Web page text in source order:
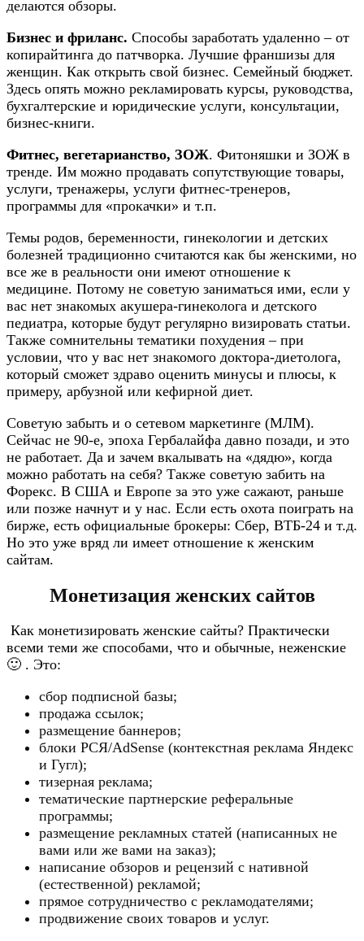
делаются обзоры.
Бизнес и фриланс. Способы заработать удаленно – от
копирайтинга до патчворка. Лучшие франшизы для
женщин. Как открыть свой бизнес. Семейный бюджет.
Здесь опять можно рекламировать курсы, руководства,
бухгалтерские и юридические услуги, консультации,
бизнес-книги.
Фитнес, вегетарианство, ЗОЖ. Фитоняшки и ЗОЖ в
тренде. Им можно продавать сопутствующие товары,
услуги, тренажеры, услуги фитнес-тренеров,
программы для «прокачки» и т.п.​
Темы родов, беременности, гинекологии и детских
болезней традиционно считаются как бы женскими, но
все же в реальности они имеют отношение к
медицине. Потому не советую заниматься ими, если у
вас нет знакомых акушера-гинеколога и детского
педиатра, которые будут регулярно визировать статьи.
Также сомнительны тематики похудения – при
условии, что у вас нет знакомого доктора-диетолога,
который сможет здраво оценить минусы и плюсы, к
примеру, арбузной или кефирной диет.​
Советую забыть и о сетевом маркетинге (МЛМ).
Сейчас не 90-е, эпоха Гербалайфа давно позади, и это
не работает. Да и зачем вкалывать на «дядю», когда
можно работать на себя? Также советую забить на
Форекс. В США и Европе за это уже сажают, раньше
или позже начнут и у нас. Если есть охота поиграть на
бирже, есть официальные брокеры: Сбер, ВТБ-24 и т.д.
Но это уже вряд ли имеет отношение к женским
сайтам.​
Монетизация женских сайтов
Как монетизировать женские сайты? Практически
всеми теми же способами, что и обычные, неженские
🙂 . Это:​
сбор подписной базы;
продажа ссылок;
размещение баннеров;
блоки РСЯ/AdSense (контекстная реклама Яндекс
и Гугл);
тизерная реклама;
тематические партнерские реферальные
программы;
размещение рекламных статей (написанных не
вами или же вами на заказ);
написание обзоров и рецензий с нативной
(естественной) рекламой;
прямое сотрудничество с рекламодателями;
продвижение своих товаров и услуг.